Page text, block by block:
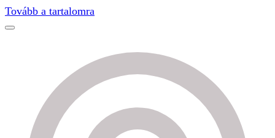
Tovább a tartalomra